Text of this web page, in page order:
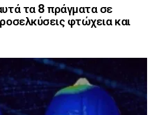
τα 8 πράγματα σε
φτώχεια και